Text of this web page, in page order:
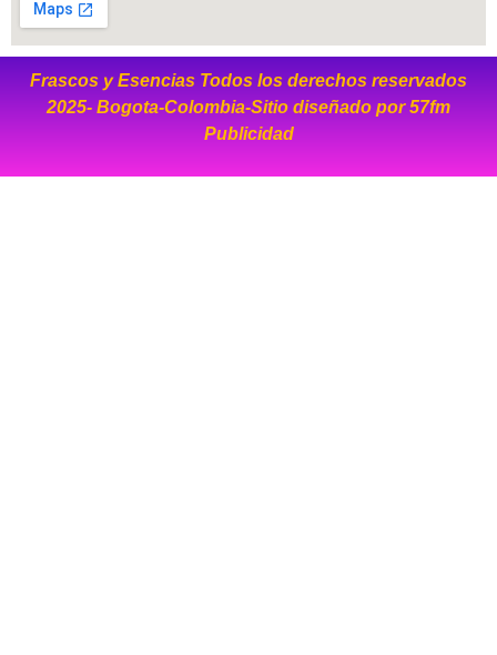
Frascos y Esencias Todos los derechos reservados
2025- Bogota-Colombia-Sitio diseñado por57fm
Publicidad